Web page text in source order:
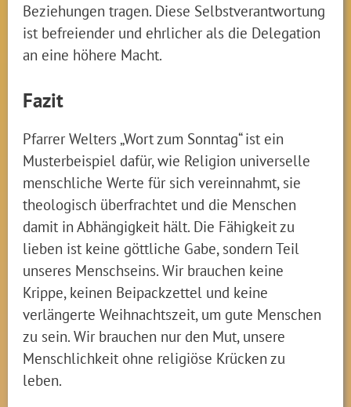
Beziehungen tragen. Diese Selbstverantwortung
ist befreiender und ehrlicher als die Delegation
an eine höhere Macht.
Fazit
Pfarrer Welters „Wort zum Sonntag“ ist ein
Musterbeispiel dafür, wie Religion universelle
menschliche Werte für sich vereinnahmt, sie
theologisch überfrachtet und die Menschen
damit in Abhängigkeit hält. Die Fähigkeit zu
lieben ist keine göttliche Gabe, sondern Teil
unseres Menschseins. Wir brauchen keine
Krippe, keinen Beipackzettel und keine
verlängerte Weihnachtszeit, um gute Menschen
zu sein. Wir brauchen nur den Mut, unsere
Menschlichkeit ohne religiöse Krücken zu
leben.